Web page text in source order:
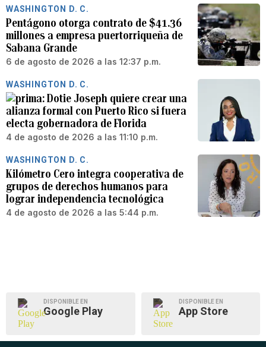
WASHINGTON D. C.
Pentágono otorga contrato de $41.36
millones a empresa puertorriqueña de
Sabana Grande
6 de agosto de 2026 a las 12:37 p.m.
WASHINGTON D. C.
Dotie Joseph quiere crear una
alianza formal con Puerto Rico si fuera
electa gobernadora de Florida
4 de agosto de 2026 a las 11:10 p.m.
WASHINGTON D. C.
Kilómetro Cero integra cooperativa de
grupos de derechos humanos para
lograr independencia tecnológica
4 de agosto de 2026 a las 5:44 p.m.
DISPONIBLE EN
Google Play
DISPONIBLE EN
App Store